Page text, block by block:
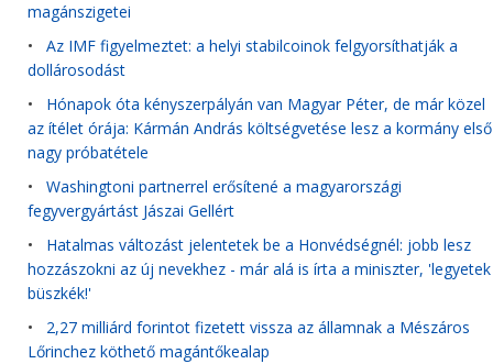
magánszigetei
• Az IMF figyelmeztet: a helyi stabilcoinok felgyorsíthatják a
dollárosodást
• Hónapok óta kényszerpályán van Magyar Péter, de már közel
az ítélet órája: Kármán András költségvetése lesz a kormány első
nagy próbatétele
• Washingtoni partnerrel erősítené a magyarországi
fegyvergyártást Jászai Gellért
• Hatalmas változást jelentetek be a Honvédségnél: jobb lesz
hozzászokni az új nevekhez - már alá is írta a miniszter, 'legyetek
büszkék!'
• 2,27 milliárd forintot fizetett vissza az államnak a Mészáros
Lőrinchez köthető magántőkealap